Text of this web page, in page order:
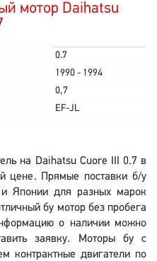
мотор Daihatsu
0.7
1990 - 1994
0,7
EF-JL
на Daihatsu Cuore III 0.7 в
цене. Прямые поставки б/у
Японии для разных марок
бу мотор без пробега
о наличии можно
заявку. Моторы бу с
контрактные двигатели по